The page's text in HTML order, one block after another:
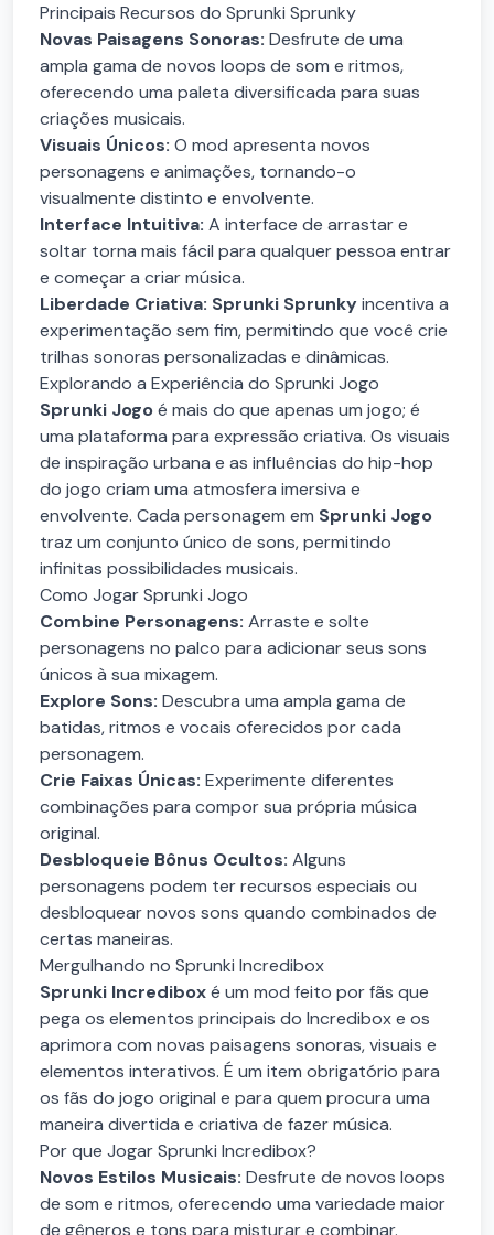
Principais Recursos do Sprunki Sprunky
Novas Paisagens Sonoras: Desfrute de uma
ampla gama de novos loops de som e ritmos,
oferecendo uma paleta diversificada para suas
criações musicais.
Visuais Únicos: O mod apresenta novos
personagens e animações, tornando-o
visualmente distinto e envolvente.
Interface Intuitiva: A interface de arrastar e
soltar torna mais fácil para qualquer pessoa entrar
e começar a criar música.
Liberdade Criativa: Sprunki Sprunkyincentiva a
experimentação sem fim, permitindo que você crie
trilhas sonoras personalizadas e dinâmicas.
Explorando a Experiência do Sprunki Jogo
Sprunki Jogoé mais do que apenas um jogo; é
uma plataforma para expressão criativa. Os visuais
de inspiração urbana e as influências do hip-hop
do jogo criam uma atmosfera imersiva e
envolvente. Cada personagem em Sprunki Jogo
traz um conjunto único de sons, permitindo
infinitas possibilidades musicais.
Como Jogar Sprunki Jogo
Combine Personagens: Arraste e solte
personagens no palco para adicionar seus sons
únicos à sua mixagem.
Explore Sons: Descubra uma ampla gama de
batidas, ritmos e vocais oferecidos por cada
personagem.
Crie Faixas Únicas: Experimente diferentes
combinações para compor sua própria música
original.
Desbloqueie Bônus Ocultos: Alguns
personagens podem ter recursos especiais ou
desbloquear novos sons quando combinados de
certas maneiras.
Mergulhando no Sprunki Incredibox
Sprunki Incrediboxé um mod feito por fãs que
pega os elementos principais do Incredibox e os
aprimora com novas paisagens sonoras, visuais e
elementos interativos. É um item obrigatório para
os fãs do jogo original e para quem procura uma
maneira divertida e criativa de fazer música.
Por que Jogar Sprunki Incredibox?
Novos Estilos Musicais: Desfrute de novos loops
de som e ritmos, oferecendo uma variedade maior
de gêneros e tons para misturar e combinar.